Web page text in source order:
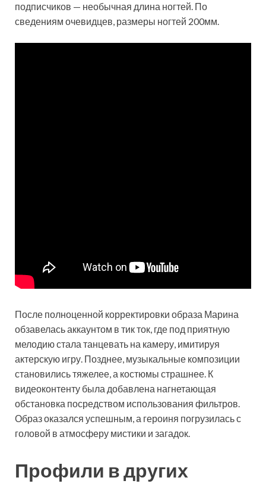
подписчиков — необычная длина ногтей. По
сведениям очевидцев, размеры ногтей 200мм.
После полноценной корректировки образа Марина
обзавелась аккаунтом в тик ток, где под приятную
мелодию стала танцевать на камеру, имитируя
актерскую игру. Позднее, музыкальные композиции
становились тяжелее, а костюмы страшнее. К
видеоконтенту была добавлена нагнетающая
обстановка посредством использования фильтров.
Образ оказался успешным, а героиня погрузилась с
головой в атмосферу мистики и загадок.
Профили в других